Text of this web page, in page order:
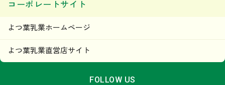
コーポレートサイト
よつ葉乳業ホームページ
よつ葉乳業直営店サイト
FOLLOW US